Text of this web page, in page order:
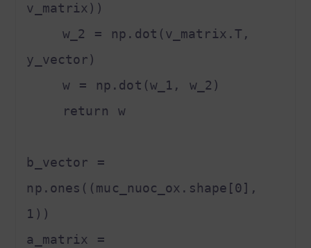
v_matrix))
    w_2 = np.dot(v_matrix.T,
y_vector)
    w = np.dot(w_1, w_2)
b_vector =
np.ones((muc_nuoc_ox.shape[0],
1))
a_matrix =